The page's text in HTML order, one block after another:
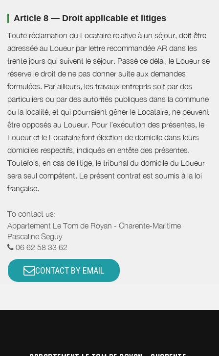
Article 8 — Droit applicable et litiges
Toute réclamation du Locataire relative à un séjour, doit être
adressée au Loueur par lettre recommandée AR dans les
trente jours qui suivent le séjour. Passé ce délai, le Loueur se
réserve le droit de ne pas donner suite aux demandes
formulées. Par ailleurs, les travaux entrepris soit par des
particuliers ou par des autorités publiques dans la commune
ou la localité, et qui pourraient gêner le Locataire, ne peuvent
être opposés au Loueur. Pour l’exécution des présentes, le
Loueur et le Locataire font élection de domicile dans leurs
domiciles respectifs, indiqués en entête des présentes.
Toutefois, en cas de litige, le tribunal du domicile du Loueur
sera seul compétent. Le présent contrat est soumis à la loi
française.
To contact us:
Appartement Le Tom de Royan - Charente-Maritime
Pascaline Seguy
06 62 58 33 62
CONTACT BY EMAIL